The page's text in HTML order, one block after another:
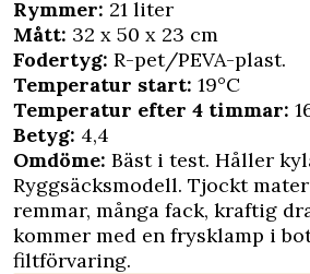
Rymmer: 21 liter
Mått: 32 x 50 x 23 cm
Fodertyg: R-pet/PEVA-plast.
Temperatur start: 19°C
Temperatur efter 4 timmar:
Betyg: 4,4
Omdöme: Bäst i test. Håller
Ryggsäcksmodell. Tjockt
remmar, många fack, kraftig
kommer med en frysklamp i
filtförvaring.